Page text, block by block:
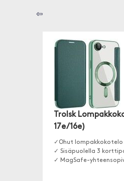
⇦
Trolsk
17e/16e)
✓Ohut lompakkokotelo
✓ Sisäpuolella 3
✓ MagSafe-